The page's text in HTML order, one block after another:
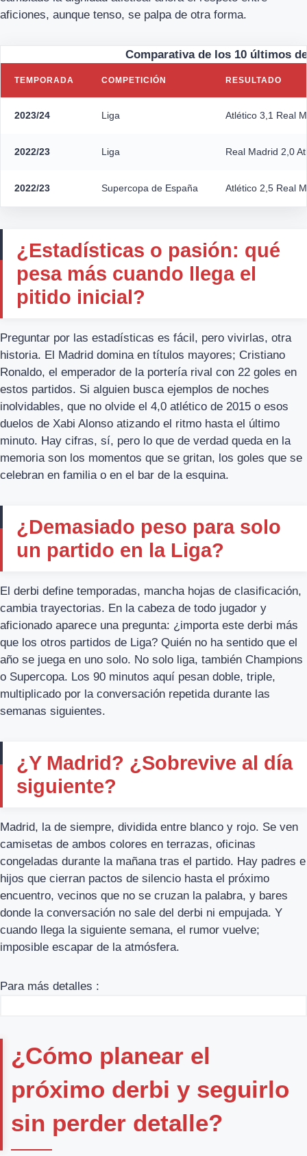
aficiones, aunque tenso, se palpa de otra forma.
Comparativa de los 10 últimos
TEMPORADA COMPETICIÓN RESULTADO
2023/24 Liga Atlético 3,1 Real
2022/23 Liga Real Madrid 2,0
2022/23 Supercopa de España Atlético 2,5 Real
¿Estadísticas o pasión: qué
pesa más cuando llega el
pitido inicial?
Preguntar por las estadísticas es fácil, pero vivirlas, otra
historia. El Madrid domina en títulos mayores; Cristiano
Ronaldo, el emperador de la portería rival con 22 goles en
estos partidos. Si alguien busca ejemplos de noches
inolvidables, que no olvide el 4,0 atlético de 2015 o esos
duelos de Xabi Alonso atizando el ritmo hasta el último
minuto. Hay cifras, sí, pero lo que de verdad queda en la
memoria son los momentos que se gritan, los goles que se
celebran en familia o en el bar de la esquina.
¿Demasiado peso para solo
un partido en la Liga?
El derbi define temporadas, mancha hojas de clasificación,
cambia trayectorias. En la cabeza de todo jugador y
aficionado aparece una pregunta: ¿importa este derbi más
que los otros partidos de Liga? Quién no ha sentido que el
año se juega en uno solo. No solo liga, también Champions
o Supercopa. Los 90 minutos aquí pesan doble, triple,
multiplicado por la conversación repetida durante las
semanas siguientes.
¿Y Madrid? ¿Sobrevive al día
siguiente?
Madrid, la de siempre, dividida entre blanco y rojo. Se ven
camisetas de ambos colores en terrazas, oficinas
congeladas durante la mañana tras el partido. Hay padres e
hijos que cierran pactos de silencio hasta el próximo
encuentro, vecinos que no se cruzan la palabra, y bares
donde la conversación no sale del derbi ni empujada. Y
cuando llega la siguiente semana, el rumor vuelve;
imposible escapar de la atmósfera.
Para más detalles :
¿Cómo planear el
próximo derbi y seguirlo
sin perder detalle?